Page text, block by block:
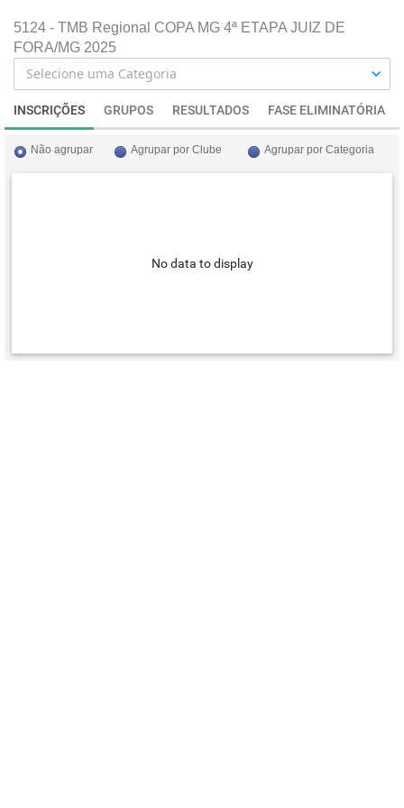
5124 - TMB Regional COPA MG 4ª ETAPA JUIZ DE
FORA/MG 2025
INSCRIÇÕES GRUPOS RESULTADOS FASE ELIMINATÓRIA
Não agrupar Agrupar por Clube Agrupar por Categoria
No data to display